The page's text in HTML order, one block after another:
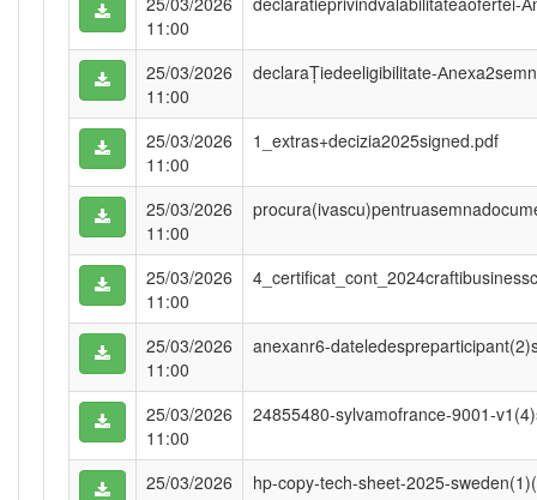
11:00
25/03/2026
11:00
declaraȚiedeeligibilitate-
25/03/2026
11:00
1_extras+decizia2025signed.pdf
25/03/2026
11:00
25/03/2026
11:00
25/03/2026
11:00
anexanr6-
25/03/2026
11:00
24855480-sylvamofrance-9001-
25/03/2026
hp-copy-tech-sheet-2025-